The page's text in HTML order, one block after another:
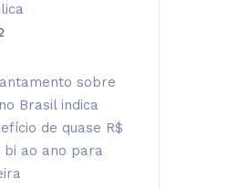
sobre
Brasil indica
de quase R$
bi ao ano para